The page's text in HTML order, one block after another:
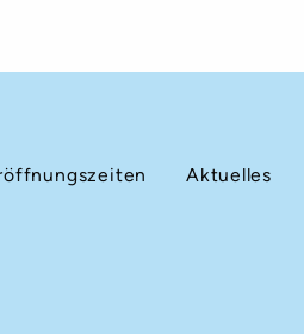
Aktuelles